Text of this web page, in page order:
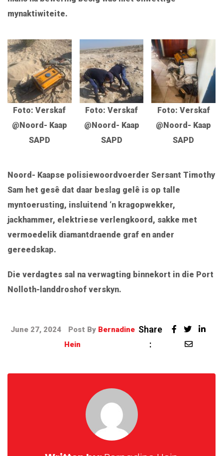
mynaktiwiteite.
Foto: Verskaf
@Noord- Kaap
SAPD
Foto: Verskaf
@Noord- Kaap
SAPD
Foto: Verskaf
@Noord- Kaap
SAPD
Noord- Kaapse polisiewoordvoerder Sersant Timothy
Sam het gesê dat daar beslag gelê is op talle
myntoerusting, insluitend ‘n kragopwekker,
jackhammer, elektriese verlengkoord, sakke met
vermoedelik diamantdraende graf en ander
gereedskap.
Die verdagtes sal na verwagting binnekort in die Port
Nolloth-landdroshof verskyn.
June 27, 2024 Post By Bernadine
Hein
Share
: